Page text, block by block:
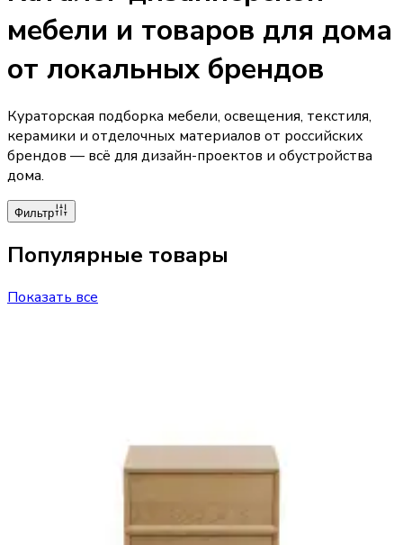
мебели и товаров для дома
от локальных брендов
Кураторская подборка мебели, освещения, текстиля,
керамики и отделочных материалов от российских
брендов — всё для дизайн-проектов и обустройства
дома.
Фильтр
Популярные товары
Показать все